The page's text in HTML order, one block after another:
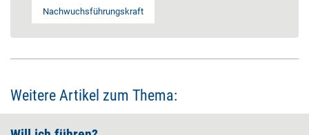
Nachwuchsführungskraft
Weitere Artikel zum Thema: